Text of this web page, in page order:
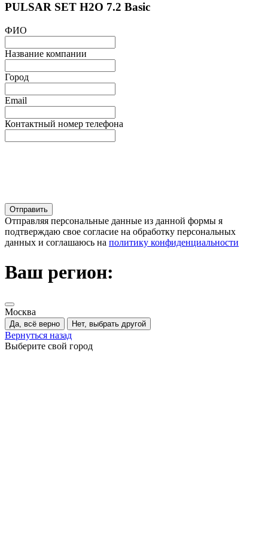
PULSAR SET H2O 7.2 Basic
ФИО
Название компании
Город
Email
Контактный номер телефона
Отправляя персональные данные из данной формы я
подтверждаю свое согласие на обработку персональных
данных и соглашаюсь на политику конфиденциальности
Ваш регион:
Москва
Да, всё верно Нет, выбрать другой
Вернуться назад
Выберите свой город